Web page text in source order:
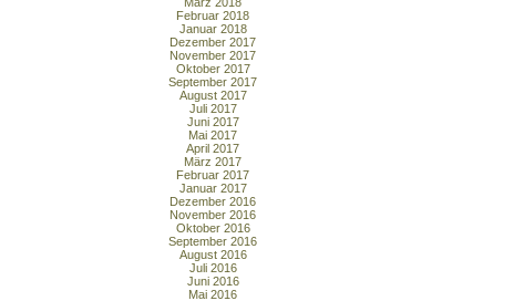
Februar 2018
Januar 2018
Dezember 2017
November 2017
Oktober 2017
September 2017
August 2017
Juli 2017
Juni 2017
Mai 2017
April 2017
März 2017
Februar 2017
Januar 2017
Dezember 2016
November 2016
Oktober 2016
September 2016
August 2016
Juli 2016
Juni 2016
Mai 2016